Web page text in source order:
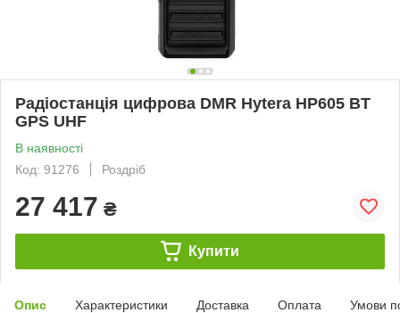
Радіостанція цифрова DMR Hytera HP605 BT
GPS UHF
В наявності
Код: 91276
Роздріб
27 417 ₴
Купити
Опис Характеристики Доставка Оплата Умови